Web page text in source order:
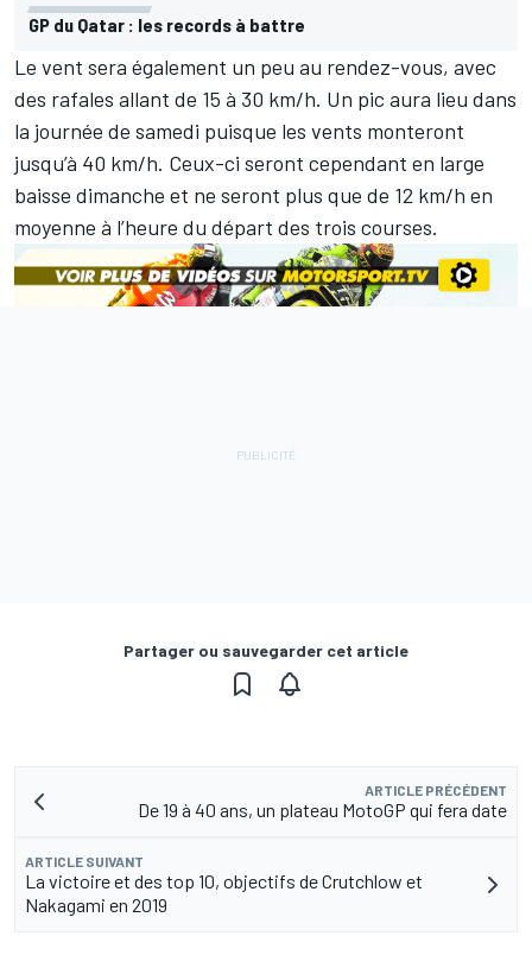
GP du Qatar : les records à battre
Le vent sera également un peu au rendez-vous, avec
des rafales allant de 15 à 30 km/h. Un pic aura lieu dans
la journée de samedi puisque les vents monteront
jusqu’à 40 km/h. Ceux-ci seront cependant en large
baisse dimanche et ne seront plus que de 12 km/h en
moyenne à l’heure du départ des trois courses.
Partager ou sauvegarder cet article
ARTICLE PRÉCÉDENT
De 19 à 40 ans, un plateau MotoGP qui fera date
ARTICLE SUIVANT
La victoire et des top 10, objectifs de Crutchlow et
Nakagami en 2019